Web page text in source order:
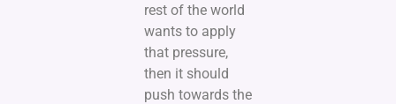
rest of the world
wants to apply
that pressure,
then it should
push towards the